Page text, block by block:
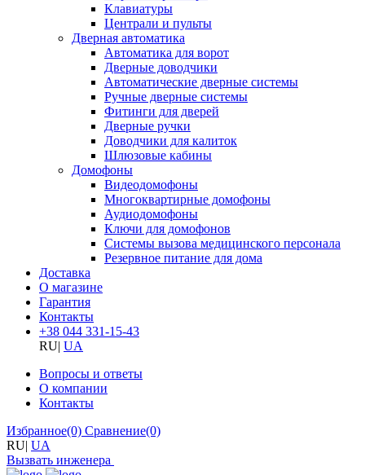
Клавиатуры
Централи и пульты
Дверная автоматика
Автоматика для ворот
Дверные доводчики
Автоматические дверные системы
Ручные дверные системы
Фитинги для дверей
Дверные ручки
Доводчики для калиток
Шлюзовые кабины
Домофоны
Видеодомофоны
Многоквартирные домофоны
Аудиодомофоны
Ключи для домофонов
Системы вызова медицинского персонала
Резервное питание для дома
Доставка
О магазине
Гарантия
Контакты
+38 044 331-15-43
RU| UA
Вопросы и ответы
О компании
Контакты
Избранное(0) Сравнение(0)
RU| UA
Вызвать инженера